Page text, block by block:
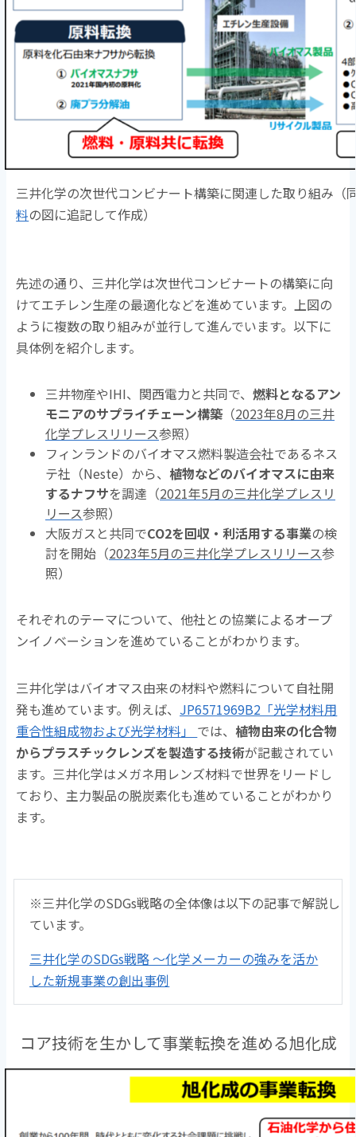
三井化学の次世代コンビナート構築に関連した取り組み（
料の図に追記して作成）
先述の通り、三井化学は次世代コンビナートの構築に向
けてエチレン生産の最適化などを進めています。上図の
ように複数の取り組みが並行して進んでいます。以下に
具体例を紹介します。
三井物産やIHI、関西電力と共同で、 燃料となるアン
モニアのサプライチェーン構築 （2023年8月の三井
化学プレスリリース参照）
フィンランドのバイオマス燃料製造会社であるネス
テ社（Neste）から、 植物などのバイオマスに由来
するナフサを調達（2021年5月の三井化学プレスリ
リース参照）
大阪ガスと共同でCO2を回収・利活用する事業の検
討を開始（2023年5月の三井化学プレスリリース参
照）
それぞれのテーマについて、他社との協業によるオープ
ンイノベーションを進めていることがわかります。
三井化学はバイオマス由来の材料や燃料について自社開
発も進めています。例えば、 JP6571969B2「光学材料用
重合性組成物および光学材料」 では、 植物由来の化合物
からプラスチックレンズを製造する技術が記載されてい
ます。三井化学はメガネ用レンズ材料で世界をリードし
ており、主力製品の脱炭素化も進めていることがわかり
ます。
※三井化学のSDGs戦略の全体像は以下の記事で解説し
ています。
三井化学のSDGs戦略 ～化学メーカーの強みを活か
した新規事業の創出事例
コア技術を生かして事業転換を進める旭化成